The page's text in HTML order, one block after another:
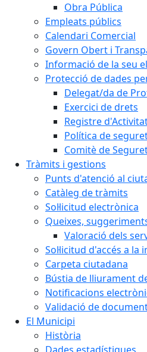
Obra Pública
Empleats públics
Calendari Comercial
Govern Obert i
Informació de la seu
Protecció de dades
Delegat/da de
Exercici de drets
Registre
Política de
Comitè de
Tràmits i gestions
Punts d'atenció al
Catàleg de tràmits
Sol·licitud electrònica
Queixes,
Valoració dels
Sol·licitud d'accés a
Carpeta ciutadana
Bústia de lliurament
Notificacions
Validació de
El Municipi
Història